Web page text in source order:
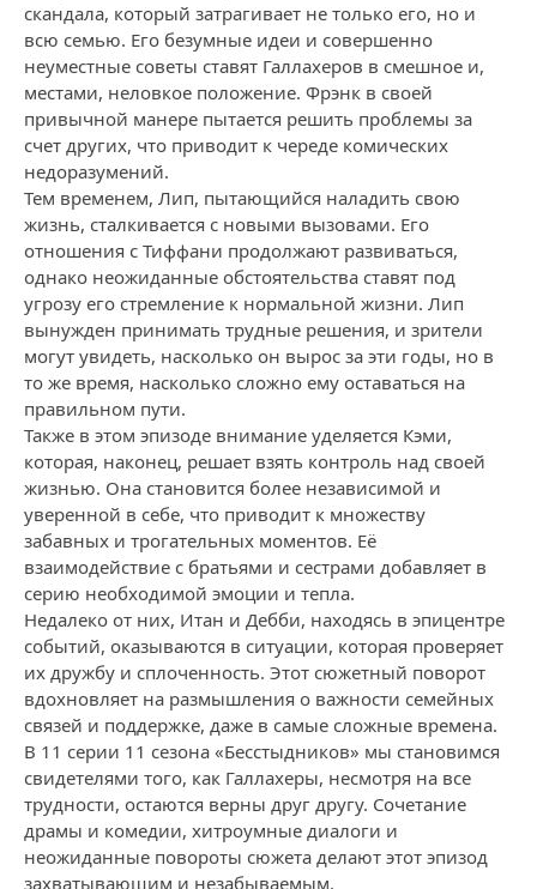
скандала, который затрагивает не только его, но и
всю семью. Его безумные идеи и совершенно
неуместные советы ставят Галлахеров в смешное и,
местами, неловкое положение. Фрэнк в своей
привычной манере пытается решить проблемы за
счет других, что приводит к череде комических
недоразумений.
Тем временем, Лип, пытающийся наладить свою
жизнь, сталкивается с новыми вызовами. Его
отношения с Тиффани продолжают развиваться,
однако неожиданные обстоятельства ставят под
угрозу его стремление к нормальной жизни. Лип
вынужден принимать трудные решения, и зрители
могут увидеть, насколько он вырос за эти годы, но в
то же время, насколько сложно ему оставаться на
правильном пути.
Также в этом эпизоде внимание уделяется Кэми,
которая, наконец, решает взять контроль над своей
жизнью. Она становится более независимой и
уверенной в себе, что приводит к множеству
забавных и трогательных моментов. Её
взаимодействие с братьями и сестрами добавляет в
серию необходимой эмоции и тепла.
Недалеко от них, Итан и Дебби, находясь в эпицентре
событий, оказываются в ситуации, которая проверяет
их дружбу и сплоченность. Этот сюжетный поворот
вдохновляет на размышления о важности семейных
связей и поддержке, даже в самые сложные времена.
В 11 серии 11 сезона «Бесстыдников» мы становимся
свидетелями того, как Галлахеры, несмотря на все
трудности, остаются верны друг другу. Сочетание
драмы и комедии, хитроумные диалоги и
неожиданные повороты сюжета делают этот эпизод
захватывающим и незабываемым.